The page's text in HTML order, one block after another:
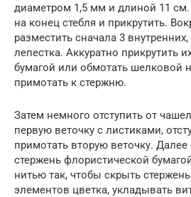
диаметром 1,5 мм и длиной 11
на конец стебля и прикрутить.
разместить сначала 3
лепестка. Аккуратно прикрутить
бумагой или обмотать шелковой
примотать к стержню.
Затем немного отступить от
первую веточку с листиками,
примотать вторую веточку. Далее
стержень флористической
нитью так, чтобы скрыть
элементов цветка, укладывать